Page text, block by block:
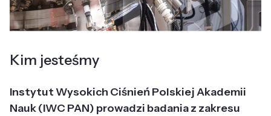
Kim jesteśmy
Instytut Wysokich Ciśnień Polskiej Akademii
Nauk (IWC PAN) prowadzi badania z zakresu